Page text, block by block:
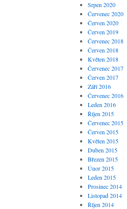
Srpen 2020
Červenec 2020
Červen 2020
Červen 2019
Červenec 2018
Červen 2018
Květen 2018
Červenec 2017
Červen 2017
Září 2016
Červenec 2016
Leden 2016
Říjen 2015
Červenec 2015
Červen 2015
Květen 2015
Duben 2015
Březen 2015
Únor 2015
Leden 2015
Prosinec 2014
Listopad 2014
Říjen 2014